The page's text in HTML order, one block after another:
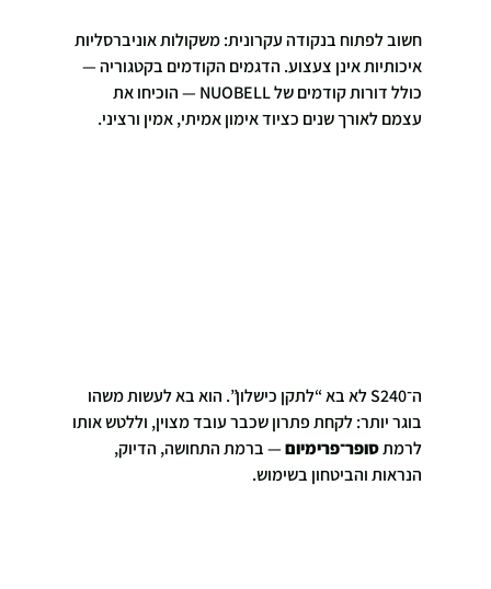
חשוב לפתוח בנקודה עקרונית: משקולות אוניברסליות
איכותיות אינן צעצוע. הדגמים הקודמים בקטגוריה —
כולל דורות קודמים של NUOBELL — הוכיחו את
עצמם לאורך שנים כציוד אימון אמיתי, אמין ורציני.
ה־S240 לא בא “לתקן כישלון”. הוא בא לעשות משהו
בוגר יותר: לקחת פתרון שכבר עובד מצוין, וללטש אותו
לרמת סופר־פרימיום — ברמת התחושה, הדיוק,
הנראות והביטחון בשימוש.